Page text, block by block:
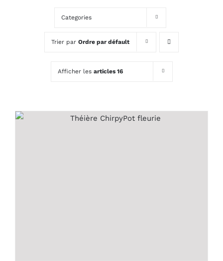
Categories
Trier par Ordre par défault
Afficher les articles 16